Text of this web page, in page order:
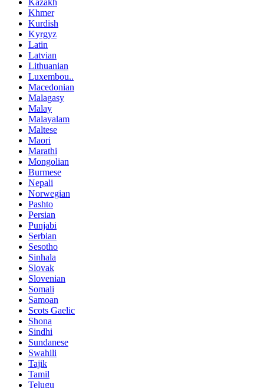
Kazakh
Khmer
Kurdish
Kyrgyz
Latin
Latvian
Lithuanian
Luxembou..
Macedonian
Malagasy
Malay
Malayalam
Maltese
Maori
Marathi
Mongolian
Burmese
Nepali
Norwegian
Pashto
Persian
Punjabi
Serbian
Sesotho
Sinhala
Slovak
Slovenian
Somali
Samoan
Scots Gaelic
Shona
Sindhi
Sundanese
Swahili
Tajik
Tamil
Telugu